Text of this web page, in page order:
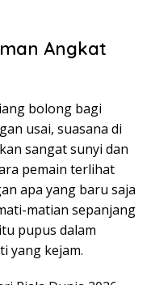
Angkat
bolong bagi
usai, suasana di
sangat sunyi dan
pemain terlihat
apa yang baru saja
matian sepanjang
pupus dalam
yang kejam.